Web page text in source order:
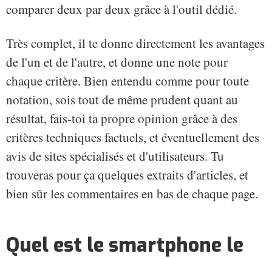
comparer deux par deux grâce à l'outil dédié.
Très complet, il te donne directement les avantages
de l'un et de l'autre, et donne une note pour
chaque critère. Bien entendu comme pour toute
notation, sois tout de même prudent quant au
résultat, fais-toi ta propre opinion grâce à des
critères techniques factuels, et éventuellement des
avis de sites spécialisés et d'utilisateurs. Tu
trouveras pour ça quelques extraits d'articles, et
bien sûr les commentaires en bas de chaque page.
Quel est le smartphone le